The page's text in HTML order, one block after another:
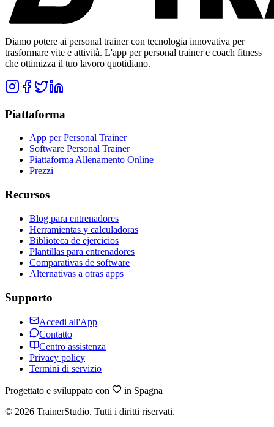
Diamo potere ai personal trainer con tecnologia innovativa per
trasformare vite e attività. L'app per personal trainer e coach fitness
che ottimizza il tuo lavoro quotidiano.
Piattaforma
App per Personal Trainer
Software Personal Trainer
Piattaforma Allenamento Online
Prezzi
Recursos
Blog para entrenadores
Herramientas y calculadoras
Biblioteca de ejercicios
Plantillas para entrenadores
Comparativas de software
Alternativas a otras apps
Supporto
Accedi all'App
Contatto
Centro assistenza
Privacy policy
Termini di servizio
Progettato e sviluppato con
in Spagna
© 2026 TrainerStudio. Tutti i diritti riservati.